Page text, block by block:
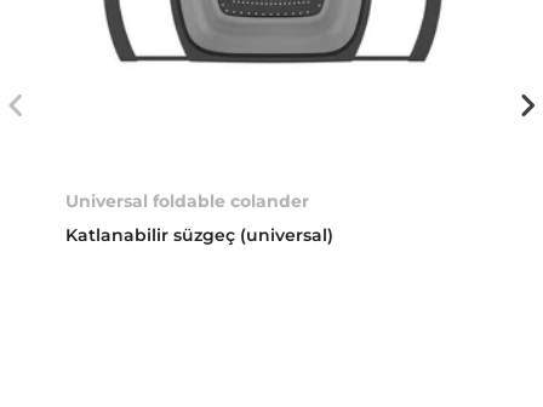
Universal foldable colander
Katlanabilir süzgeç (universal)